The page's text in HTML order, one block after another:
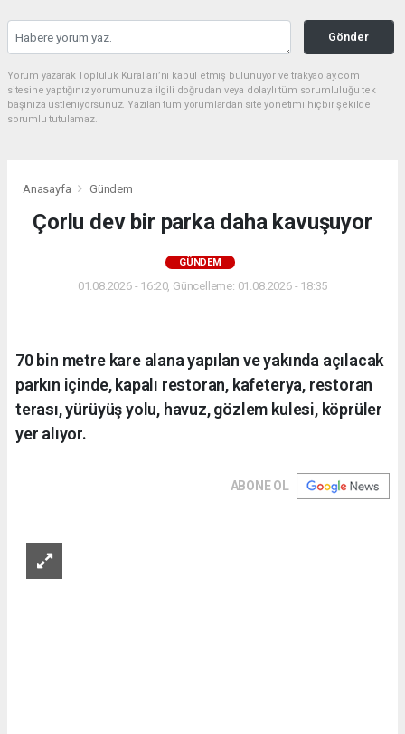
Gönder
Yorum yazarak Topluluk Kuralları’nı kabul etmiş bulunuyor ve trakyaolay.com
sitesine yaptığınız yorumunuzla ilgili doğrudan veya dolaylı tüm sorumluluğu tek
başınıza üstleniyorsunuz. Yazılan tüm yorumlardan site yönetimi hiçbir şekilde
sorumlu tutulamaz.
Anasayfa Gündem
Çorlu dev bir parka daha kavuşuyor
GÜNDEM
01.08.2026 - 16:20, Güncelleme: 01.08.2026 - 18:35
70 bin metre kare alana yapılan ve yakında açılacak
parkın içinde, kapalı restoran, kafeterya, restoran
terası, yürüyüş yolu, havuz, gözlem kulesi, köprüler
yer alıyor.
ABONE OL